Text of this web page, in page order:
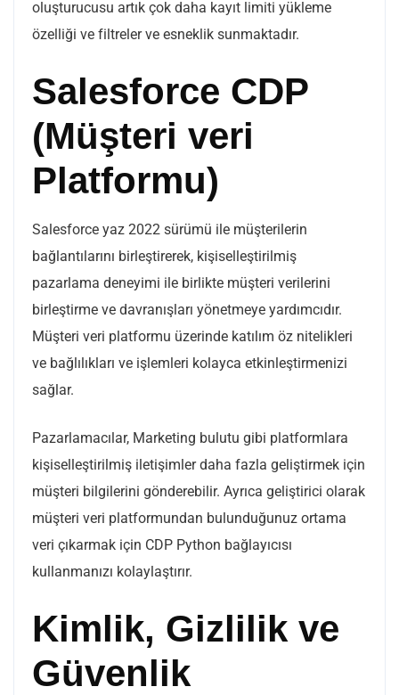
oluşturucusu artık çok daha kayıt limiti yükleme
özelliği ve filtreler ve esneklik sunmaktadır.
Salesforce CDP
(Müşteri veri
Platformu)
Salesforce yaz 2022 sürümü ile müşterilerin
bağlantılarını birleştirerek, kişiselleştirilmiş
pazarlama deneyimi ile birlikte müşteri verilerini
birleştirme ve davranışları yönetmeye yardımcıdır.
Müşteri veri platformu üzerinde katılım öz nitelikleri
ve bağlılıkları ve işlemleri kolayca etkinleştirmenizi
sağlar.
Pazarlamacılar, Marketing bulutu gibi platformlara
kişiselleştirilmiş iletişimler daha fazla geliştirmek için
müşteri bilgilerini gönderebilir. Ayrıca geliştirici olarak
müşteri veri platformundan bulunduğunuz ortama
veri çıkarmak için CDP Python bağlayıcısı
kullanmanızı kolaylaştırır.
Kimlik, Gizlilik ve
Güvenlik